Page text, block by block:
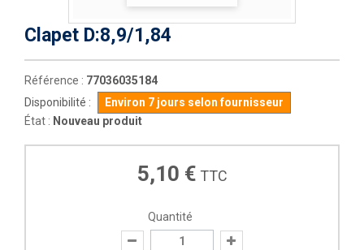
Clapet D:8,9/1,84
Référence : 77036035184
Disponibilité :
Environ 7 jours selon fournisseur
État : Nouveau produit
5,10 € TTC
Quantité